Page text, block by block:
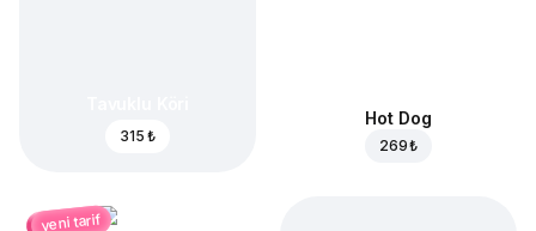
315 ₺
Hot Dog
269 ₺
yeni tarif